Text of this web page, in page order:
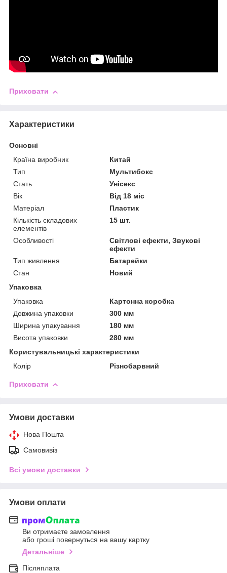
Приховати
Характеристики
Основні
Країна виробник
Китай
Тип
Мультибокс
Стать
Унісекс
Вік
Від 18 міс
Матеріал
Пластик
Кількість складових
елементів
15 шт.
Особливості
Світлові ефекти, Звукові
ефекти
Тип живлення
Батарейки
Стан
Новий
Упаковка
Упаковка
Картонна коробка
Довжина упаковки
300 мм
Ширина упакування
180 мм
Висота упаковки
280 мм
Користувальницькі характеристики
Колір
Різнобарвний
Приховати
Умови доставки
Нова Пошта
Самовивіз
Всі умови доставки
Умови оплати
Ви отримаєте замовлення
або гроші повернуться на вашу картку
Детальніше
Післяплата